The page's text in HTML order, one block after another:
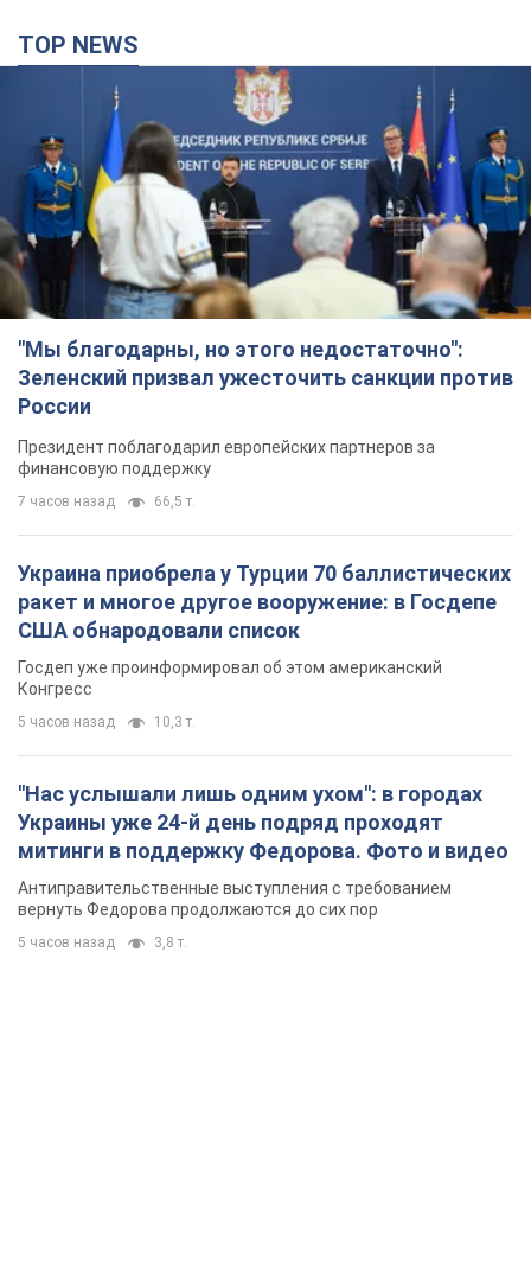
TOP NEWS
"Мы благодарны, но этого недостаточно":
Зеленский призвал ужесточить санкции против
России
Президент поблагодарил европейских партнеров за
финансовую поддержку
7 часов назад 66,5 т.
Украина приобрела у Турции 70 баллистических
ракет и многое другое вооружение: в Госдепе
США обнародовали список
Госдеп уже проинформировал об этом американский
Конгресс
5 часов назад 10,3 т.
"Нас услышали лишь одним ухом": в городах
Украины уже 24-й день подряд проходят
митинги в поддержку Федорова. Фото и видео
Антиправительственные выступления с требованием
вернуть Федорова продолжаются до сих пор
5 часов назад 3,8 т.